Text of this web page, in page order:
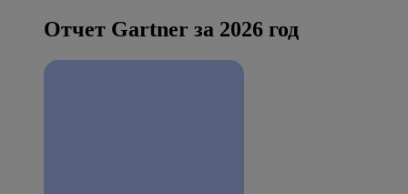
Отчет Gartner за 2026 год